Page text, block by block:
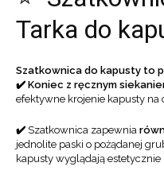
Tarka do
Szatkownica do kapusty to
✔️ Koniec z ręcznym
efektywne krojenie kapusty na
✔️ Szatkownica zapewnia
jednolite paski o pożądanej
kapusty wyglądają